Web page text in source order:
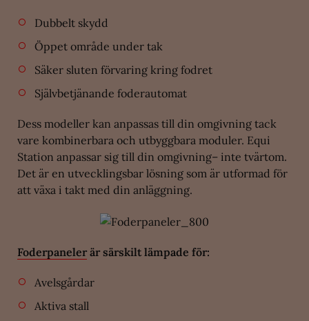
Dubbelt skydd
Öppet område under tak
Säker sluten förvaring kring fodret
Självbetjänande foderautomat
Dess modeller kan anpassas till din omgivning tack
vare kombinerbara och utbyggbara moduler. Equi
Station anpassar sig till din omgivning– inte tvärtom.
Det är en utvecklingsbar lösning som är utformad för
att växa i takt med din anläggning.
Foderpaneler är särskilt lämpade för:
Avelsgårdar
Aktiva stall